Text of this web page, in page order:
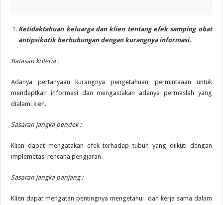
Ketidaktahuan keluarga dan klien tentang efek samping obat
antipsikotik berhubungan dengan kurangnya informasi.
Batasan kriteria :
Adanya pertanyaan kurangnya pengetahuan, permintaaan untuk
mendaptkan informasi dan mengastakan adanya permaslah yang
dialami kien.
Sasaran jangka pendek :
Klien dapat mengatakan efek terhadap tubuh yang diikuti dengan
implemetasi rencana pengjaran.
Sasaran jangka panjang :
Klien dapat mengatan pentingnya mengetahui dan kerja sama dalam